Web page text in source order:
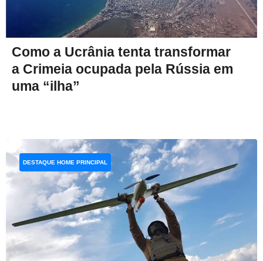
Como a Ucrânia tenta transformar
a Crimeia ocupada pela Rússia em
uma “ilha”
DESTAQUE HOME PRINCIPAL